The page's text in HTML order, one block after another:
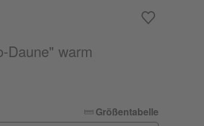
Daune" warm
Größentabelle